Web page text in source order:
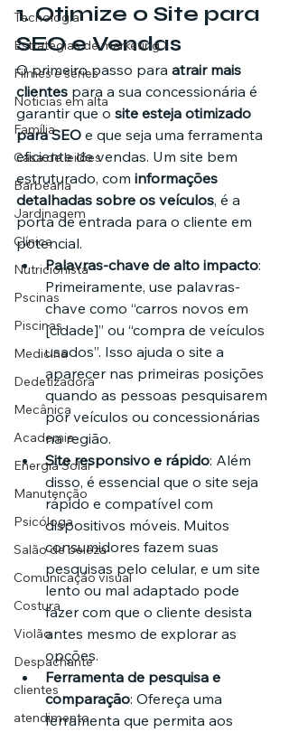
Tecnologia
Estratégias de marketing
Filmes e séries
Noticias em alta
Família
Casa de leilões
Barbearia
Jardinagem
Clínica
Nutricionista
Pscinas
Piscinas
Medicina
Dedetizadora
Mecânica
Academia
Energia Solar
Manutenção
Psicóloga
Salão de beleza
Comunicação visual
Costura
Violão
Despachante
clientes
atendimento
1. Otimize o Site para
SEO e Vendas
O primeiro passo para atrair mais
clientes para a sua concessionária é
garantir que o site esteja otimizado
para SEO e que seja uma ferramenta
eficiente de vendas. Um site bem
estruturado, com informações
detalhadas sobre os veículos, é a
porta de entrada para o cliente em
potencial.
Palavras-chave de alto impacto:
Primeiramente, use palavras-
chave como “carros novos em
[cidade]” ou “compra de veículos
usados”. Isso ajuda o site a
aparecer nas primeiras posições
quando as pessoas pesquisarem
por veículos ou concessionárias
na região.
Site responsivo e rápido: Além
disso, é essencial que o site seja
rápido e compatível com
dispositivos móveis. Muitos
consumidores fazem suas
pesquisas pelo celular, e um site
lento ou mal adaptado pode
fazer com que o cliente desista
antes mesmo de explorar as
opções.
Ferramenta de pesquisa e
comparação: Ofereça uma
ferramenta que permita aos